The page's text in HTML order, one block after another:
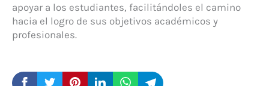
apoyar a los estudiantes, facilitándoles el camino
hacia el logro de sus objetivos académicos y
profesionales.